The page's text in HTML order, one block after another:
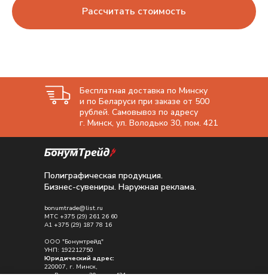
Рассчитать стоимость
Бесплатная доставка по Минску
и по Беларуси при заказе от 500
рублей. Самовывоз по адресу
г. Минск, ул. Володько 30, пом. 421
bonumtrade@list.ru
МТС +375 (29) 261 26 60
A1 +375 (29) 187 78 16
ООО "Бонумтрейд"
УНП: 192212750
Юридический адрес:
220007, г. Минск,
ул. Володько , 30, пом. 421
Полиграфическая продукция.
Бизнес-сувениры. Наружная реклама.